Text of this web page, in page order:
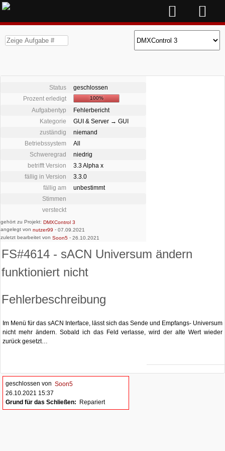
Status
geschlossen
Prozent erledigt
100%
Aufgabentyp
Fehlerbericht
Kategorie
GUI & Server → GUI
zuständig
niemand
Betriebssystem
All
Schweregrad
niedrig
betrifft Version
3.3 Alpha x
fällig in Version
3.3.0
fällig am
unbestimmt
Stimmen
versteckt
gehört zu Projekt: DMXControl 3
angelegt von nutzer99 - 07.09.2021
zuletzt bearbeitet von Soon5 - 26.10.2021
FS#4614 - sACN Universum ändern
funktioniert nicht
Fehlerbeschreibung
Im Menü für das sACN Interface, lässt sich das Sende und Empfangs- Universum
nicht mehr ändern. Sobald ich das Feld verlasse, wird der alte Wert wieder
zurück gesetzt…
geschlossen von Soon5
26.10.2021 15:37
Grund für das Schließen: Repariert